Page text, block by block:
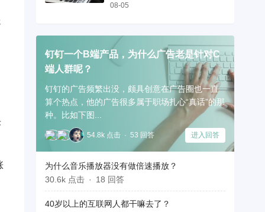
08-05
钉钉一个B端产品，为什么广告老是针对C
端人群呢？
钉钉的广告频繁出没，颇具创意在广告圈也一直
算个热点，他的广告很多属于职场扎心“真话”的那
种。比如下图...
54.8k 点击 53 回答 进入回答
为什么音乐播放器没有做倍速播放？
30.6k 点击
18 回答
40岁以上的互联网人都干嘛去了？